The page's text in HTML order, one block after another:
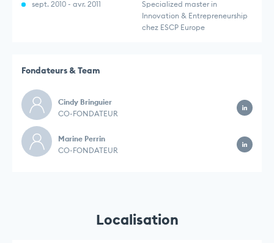
sept. 2010 - avr. 2011
Specialized master in
Innovation & Entrepreneurship
chez ESCP Europe
Fondateurs & Team
Cindy Bringuier
CO-FONDATEUR
Marine Perrin
CO-FONDATEUR
Localisation